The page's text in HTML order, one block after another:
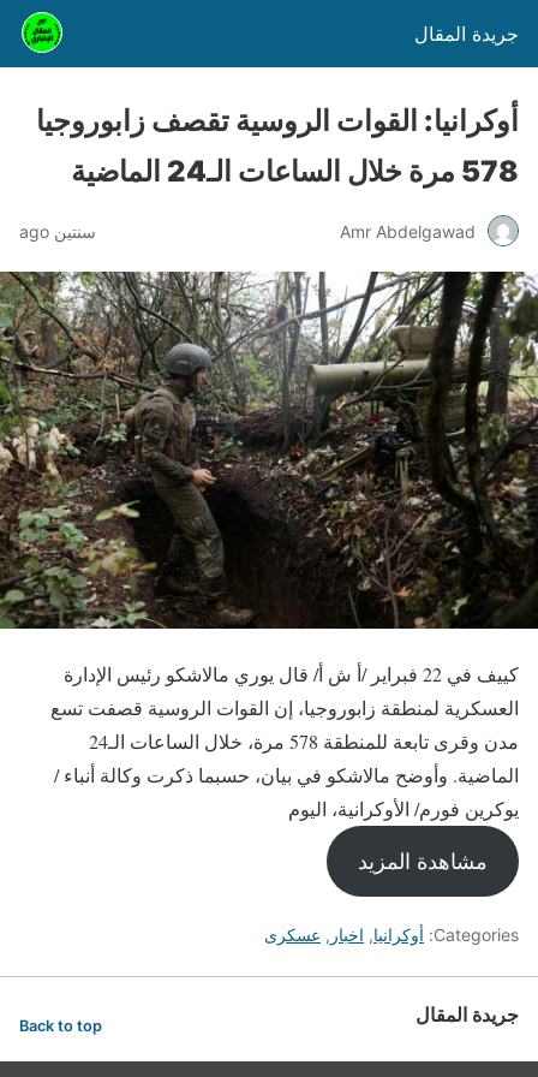
جريدة المقال
أوكرانيا: القوات الروسية تقصف زابوروجيا
578 مرة خلال الساعات الـ24 الماضية
Amr Abdelgawad سنتين ago
كييف في 22 فبراير /أ ش أ/ قال يوري مالاشكو رئيس الإدارة
العسكرية لمنطقة زابوروجيا، إن القوات الروسية قصفت تسع
مدن وقرى تابعة للمنطقة 578 مرة، خلال الساعات الـ24
الماضية. وأوضح مالاشكو في بيان، حسبما ذكرت وكالة أنباء /
يوكرين فورم/ الأوكرانية، اليوم
مشاهدة المزيد
Categories: أوكرانيا, اخبار , عسكرى
جريدة المقال Back to top